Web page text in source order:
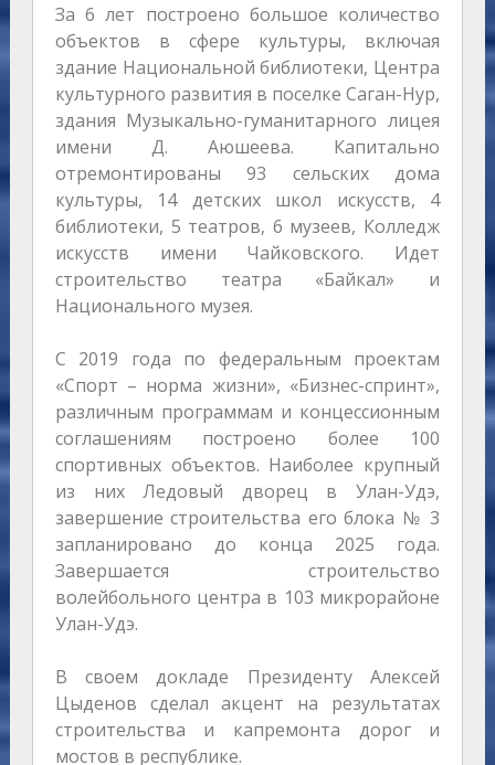
За 6 лет построено большое количество
объектов в сфере культуры, включая
здание Национальной библиотеки, Центра
культурного развития в поселке Саган-Нур,
здания Музыкально-гуманитарного лицея
имени Д. Аюшеева. Капитально
отремонтированы 93 сельских дома
культуры, 14 детских школ искусств, 4
библиотеки, 5 театров, 6 музеев, Колледж
искусств имени Чайковского. Идет
строительство театра «Байкал» и
Национального музея.
С 2019 года по федеральным проектам
«Спорт – норма жизни», «Бизнес-спринт»,
различным программам и концессионным
соглашениям построено более 100
спортивных объектов. Наиболее крупный
из них Ледовый дворец в Улан-Удэ,
завершение строительства его блока № 3
запланировано до конца 2025 года.
Завершается строительство
волейбольного центра в 103 микрорайоне
Улан-Удэ.
В своем докладе Президенту Алексей
Цыденов сделал акцент на результатах
строительства и капремонта дорог и
мостов в республике.